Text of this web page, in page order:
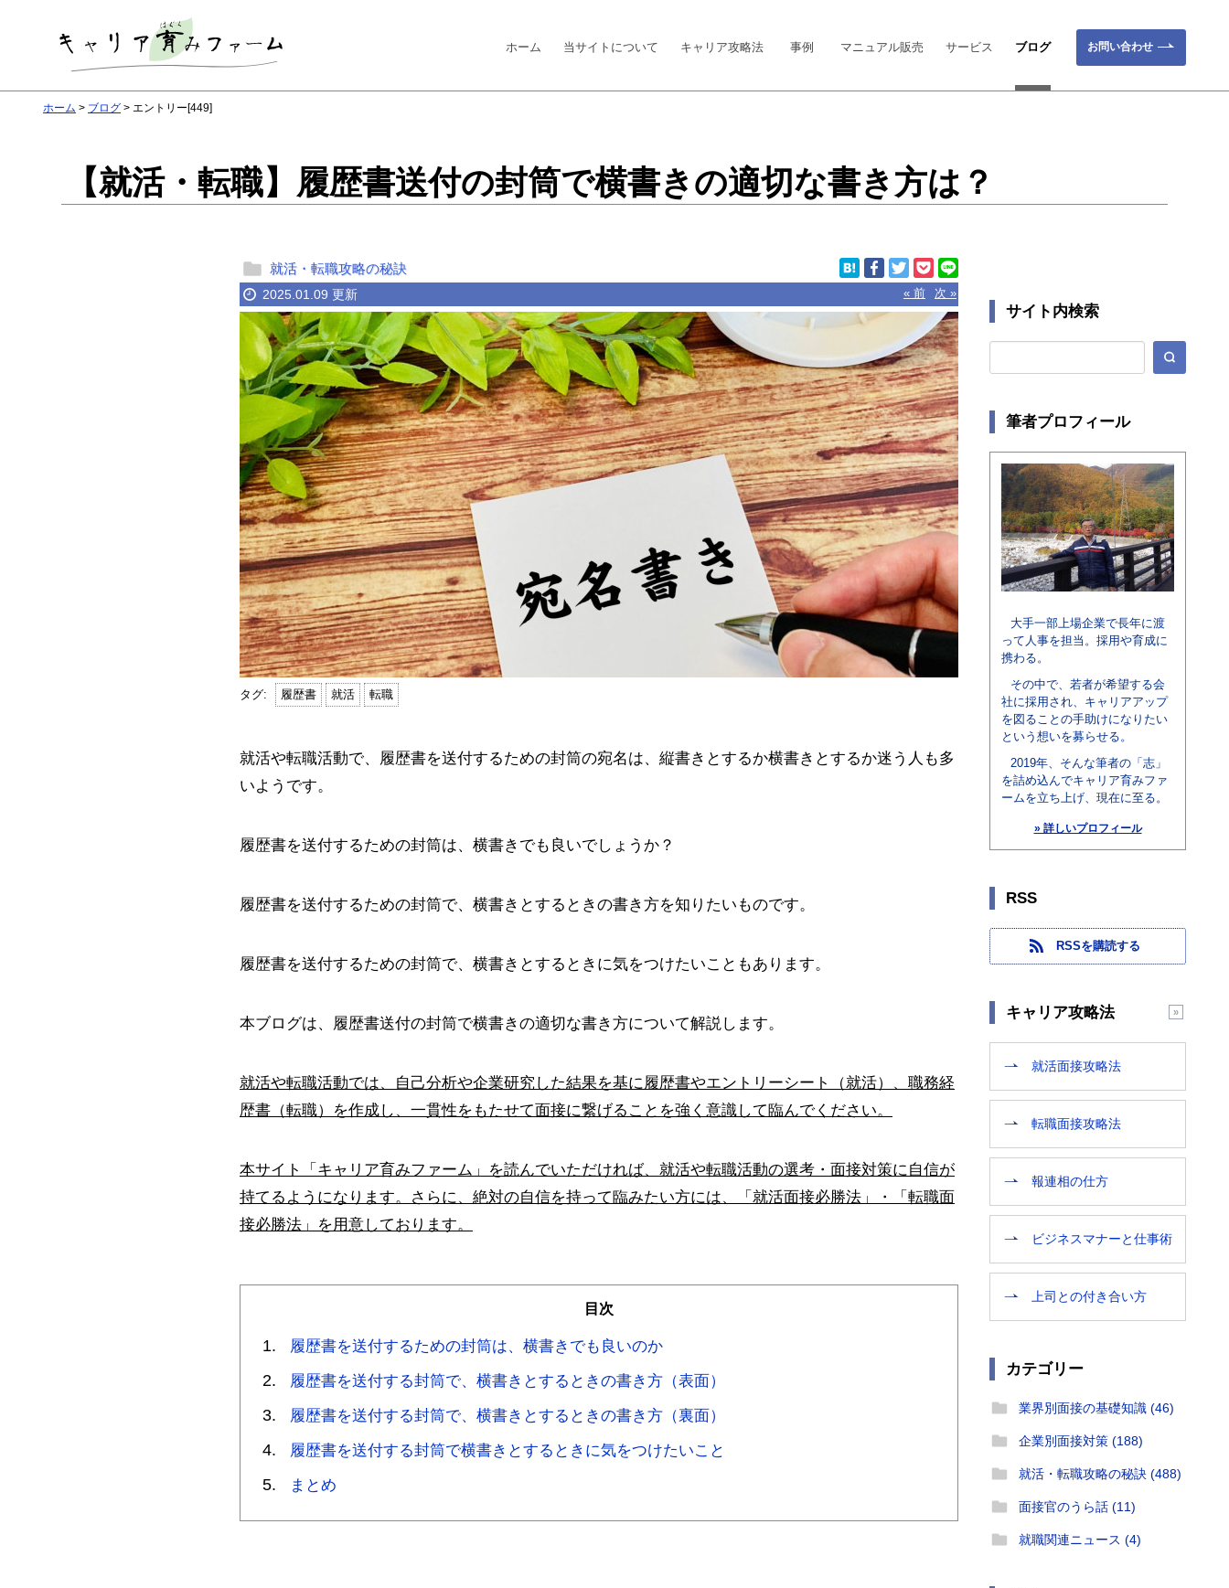
お問い合わせ
ホーム 当サイトについて キャリア攻略法 事例 マニュアル販売 サービス ブログ
ホーム ブログ エントリー[449]
【就活・転職】履歴書送付の封筒で横書きの適切な書き方は？
就活・転職攻略の秘訣
2025.01.09 更新 次 »
« 前
履歴書 就活 転職
就活や転職活動で、履歴書を送付するための封筒の宛名は、縦書きとするか横書きとするか迷う人も多
いようです。
履歴書を送付するための封筒は、横書きでも良いでしょうか？
履歴書を送付するための封筒で、横書きとするときの書き方を知りたいものです。
履歴書を送付するための封筒で、横書きとするときに気をつけたいこともあります。
本ブログは、履歴書送付の封筒で横書きの適切な書き方について解説します。
就活や転職活動では、自己分析や企業研究した結果を基に履歴書やエントリーシート（就活）、職務経
歴書（転職）を作成し、一貫性をもたせて面接に繋げることを強く意識して臨んでください。
本サイト「キャリア育みファーム」を読んでいただければ、就活や転職活動の選考・面接対策に自信が
持てるようになります。さらに、絶対の自信を持って臨みたい方には、「就活面接必勝法」・「転職面
接必勝法」を用意しております。
目次
履歴書を送付するための封筒は、横書きでも良いのか
履歴書を送付する封筒で、横書きとするときの書き方（表面）
履歴書を送付する封筒で、横書きとするときの書き方（裏面）
履歴書を送付する封筒で横書きとするときに気をつけたいこと
まとめ
サイト内検索
筆者プロフィール
大手一部上場企業で長年に渡
って人事を担当。採用や育成に
携わる。
その中で、若者が希望する会
社に採用され、キャリアアップ
を図ることの手助けになりたい
という想いを募らせる。
2019年、そんな筆者の「志」
を詰め込んでキャリア育みファ
ームを立ち上げ、現在に至る。
» 詳しいプロフィール
RSS
RSSを購読する
キャリア攻略法
就活面接攻略法
転職面接攻略法
報連相の仕方
ビジネスマナーと仕事術
上司との付き合い方
カテゴリー
業界別面接の基礎知識 (46)
企業別面接対策 (188)
就活・転職攻略の秘訣 (488)
面接官のうら話 (11)
就職関連ニュース (4)